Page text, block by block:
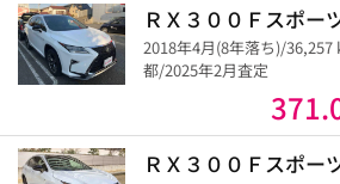
ＲＸ３００Ｆスポー
2018年4月(8年落ち)/
都/2025年2月査定
ＲＸ３００Ｆスポー